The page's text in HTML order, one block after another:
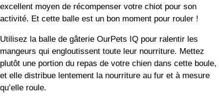
plutôt une portion du repas de votre chien dans cette boule,
et elle distribue lentement la nourriture au fur et à mesure
Vous pouvez même ajuster les niveaux de difficulté
(distribution de la nourriture plus ou moins rapide) pour que
votre chien reste motivé.